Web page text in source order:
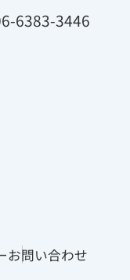
6383-3446
お問い合わせ